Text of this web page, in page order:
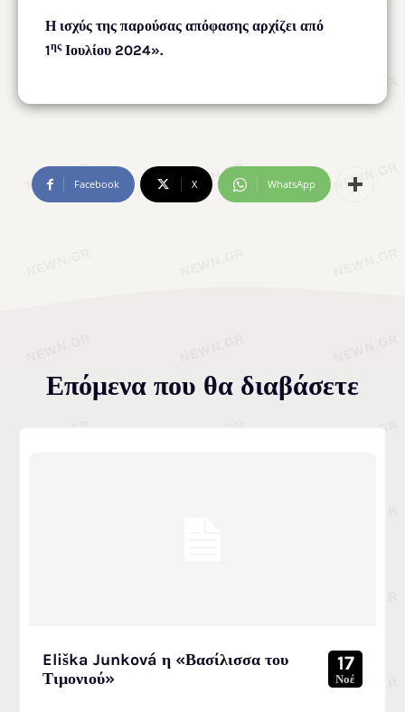
Η ισχύς της παρούσας απόφασης αρχίζει από
1ης Ιουλίου 2024».
Facebook X WhatsApp
Επόμενα που θα διαβάσετε
Eliška Junková η «Βασίλισσα του
Τιμονιού»
17
Νοέ